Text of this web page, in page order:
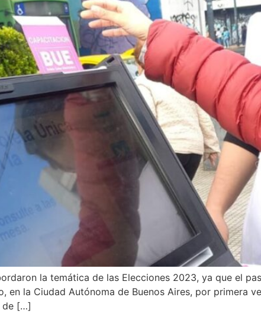
la temática de las Elecciones 2023, ya que el
en la Ciudad Autónoma de Buenos Aires, por primera
de […]